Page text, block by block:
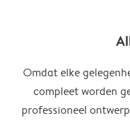
Omdat elke
compleet worden
professioneel